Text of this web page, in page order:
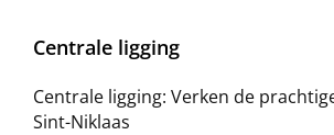
Centrale ligging
Centrale ligging: Verken de
Sint-Niklaas